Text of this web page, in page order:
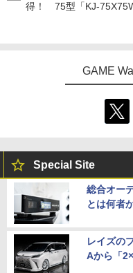
得！ 75型「KJ-
GAME
Special Site
総合オー
とは何者
レイズの
Aから「